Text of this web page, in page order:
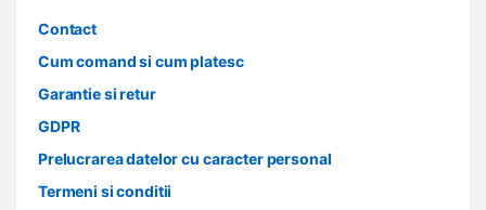
Contact
Cum comand si cum platesc
Garantie si retur
GDPR
Prelucrarea datelor cu caracter personal
Termeni si conditii